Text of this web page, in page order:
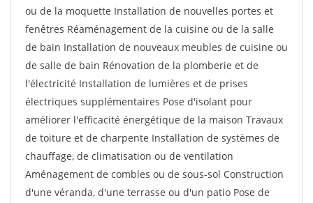
ou de la moquette Installation de nouvelles portes et
fenêtres Réaménagement de la cuisine ou de la salle
de bain Installation de nouveaux meubles de cuisine ou
de salle de bain Rénovation de la plomberie et de
l'électricité Installation de lumières et de prises
électriques supplémentaires Pose d'isolant pour
améliorer l'efficacité énergétique de la maison Travaux
de toiture et de charpente Installation de systèmes de
chauffage, de climatisation ou de ventilation
Aménagement de combles ou de sous-sol Construction
d'une véranda, d'une terrasse ou d'un patio Pose de